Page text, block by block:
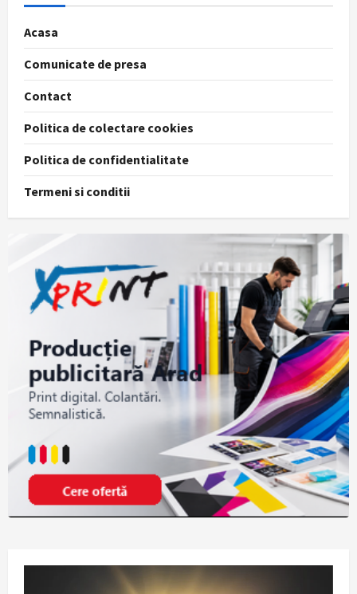
Acasa
Comunicate de presa
Contact
Politica de colectare cookies
Politica de confidentialitate
Termeni si conditii